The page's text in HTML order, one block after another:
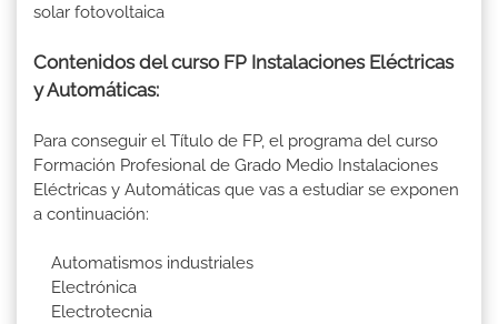
solar fotovoltaica
Contenidos del curso FP Instalaciones Eléctricas
y Automáticas:
Para conseguir el Título de FP, el programa del curso
Formación Profesional de Grado Medio Instalaciones
Eléctricas y Automáticas que vas a estudiar se exponen
a continuación:
Automatismos industriales
Electrónica
Electrotecnia